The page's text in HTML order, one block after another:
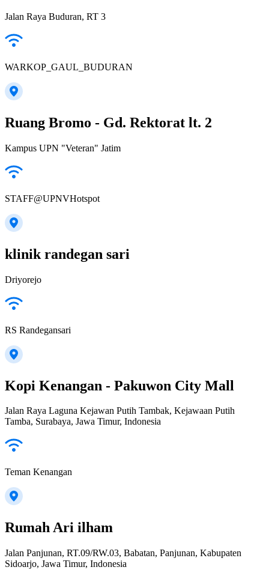
Jalan Raya Buduran, RT 3
WARKOP_GAUL_BUDURAN
Ruang Bromo - Gd. Rektorat lt. 2
Kampus UPN "Veteran" Jatim
STAFF@UPNVHotspot
klinik randegan sari
Driyorejo
RS Randegansari
Kopi Kenangan - Pakuwon City Mall
Jalan Raya Laguna Kejawan Putih Tambak, Kejawaan Putih
Tamba, Surabaya, Jawa Timur, Indonesia
Teman Kenangan
Rumah Ari ilham
Jalan Panjunan, RT.09/RW.03, Babatan, Panjunan, Kabupaten
Sidoarjo, Jawa Timur, Indonesia